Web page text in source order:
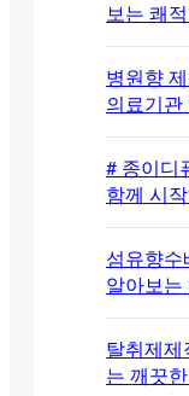
보는 쾌
병원향
의료기관
# 종이디
함께 시
섬유향수
알아보는
탈취제제
는 깨끗